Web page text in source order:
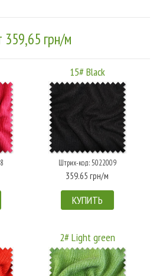
359,65 грн/м
15# Black
Штрих-код: 5022009
359.65 грн/м
КУПИТЬ
2# Light green